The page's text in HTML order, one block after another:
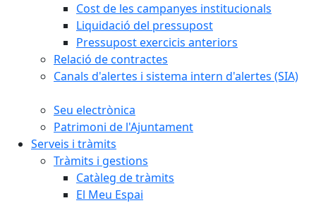
Cost de les campanyes institucionals
Liquidació del pressupost
Pressupost exercicis anteriors
Relació de contractes
Canals d'alertes i sistema intern d'alertes (SIA)
Seu electrònica
Patrimoni de l'Ajuntament
Serveis i tràmits
Tràmits i gestions
Catàleg de tràmits
El Meu Espai